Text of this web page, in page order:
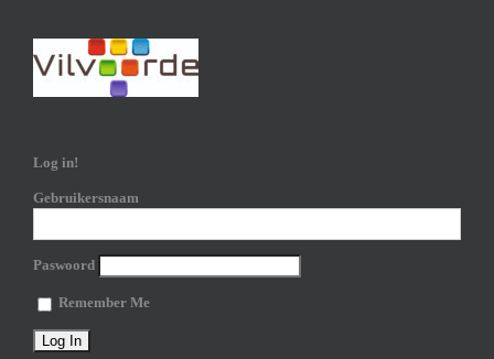
Log in!
Gebruikersnaam
Paswoord
Remember Me